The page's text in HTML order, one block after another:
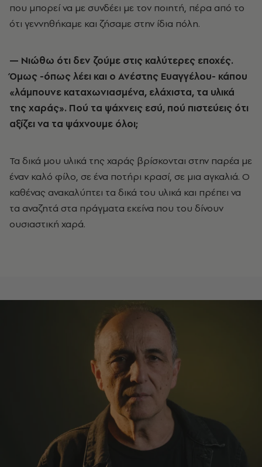
που μπορεί να με συνδέει με τον ποιητή, πέρα από το
ότι γεννηθήκαμε και ζήσαμε στην ίδια πόλη.
— Νιώθω ότι δεν ζούμε στις καλύτερες εποχές.
Όμως -όπως λέει και ο Ανέστης Ευαγγέλου- κάπου
«λάμπουνε καταχωνιασμένα, ελάχιστα, τα υλικά
της χαράς». Πού τα ψάχνεις εσύ, πού πιστεύεις ότι
αξίζει να τα ψάχνουμε όλοι;
Τα δικά μου υλικά της χαράς βρίσκονται στην παρέα με
έναν καλό φίλο, σε ένα ποτήρι κρασί, σε μια αγκαλιά. Ο
καθένας ανακαλύπτει τα δικά του υλικά και πρέπει να
τα αναζητά στα πράγματα εκείνα που του δίνουν
ουσιαστική χαρά.